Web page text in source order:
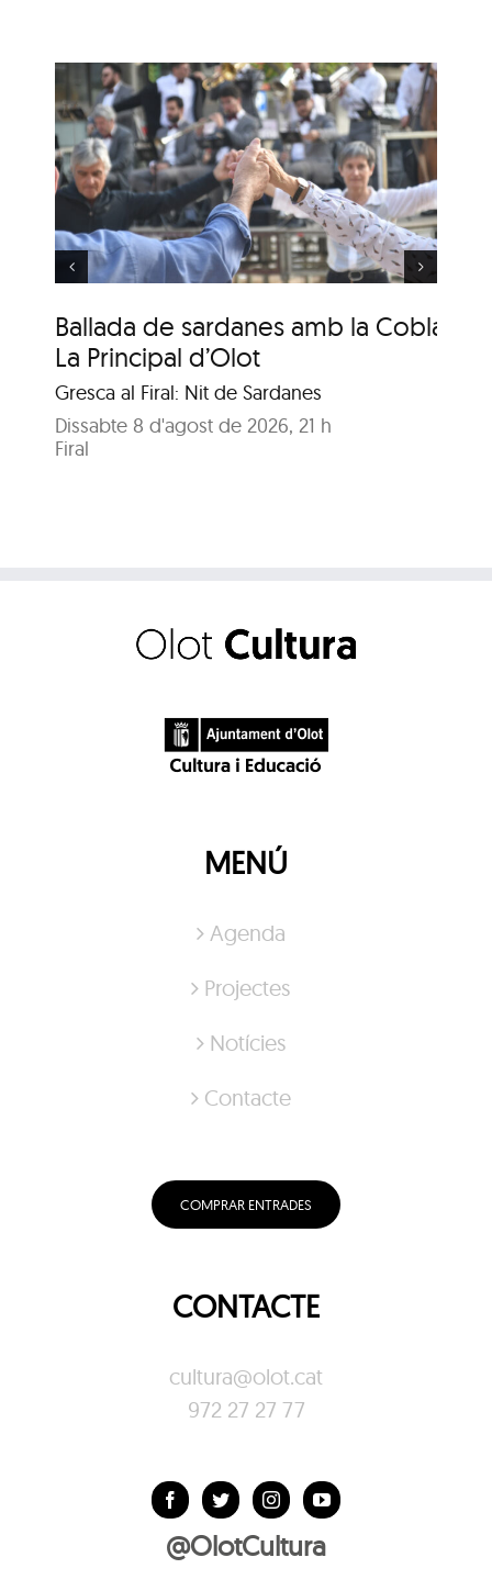
Ballada de sardanes amb la Cobla
La Principal d’Olot
Gresca al Firal: Nit de Sardanes
Dissabte 8 d'agost de 2026, 21 h
Firal
Ballada de sardanes
amb la Cobla La
Principal de Cassà
MENÚ
Agenda
Projectes
Notícies
Contacte
COMPRAR ENTRADES
CONTACTE
cultura@olot.cat
972 27 27 77
@OlotCultura